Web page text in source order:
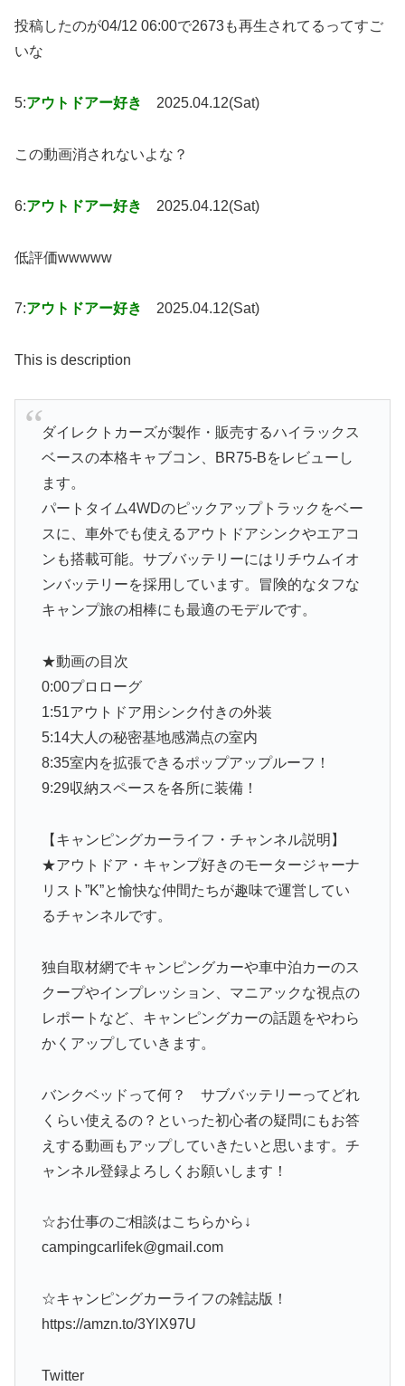
投稿したのが04/12 06:00で2673も再生されてるってすご
いな
5:アウトドアー好き 2025.04.12(Sat)
この動画消されないよな？
6:アウトドアー好き 2025.04.12(Sat)
低評価wwwww
7:アウトドアー好き 2025.04.12(Sat)
This is description
ダイレクトカーズが製作・販売するハイラックス
ベースの本格キャブコン、BR75-Bをレビューし
ます。
パートタイム4WDのピックアップトラックをベー
スに、車外でも使えるアウトドアシンクやエアコ
ンも搭載可能。サブバッテリーにはリチウムイオ
ンバッテリーを採用しています。冒険的なタフな
キャンプ旅の相棒にも最適のモデルです。
★動画の目次
0:00プロローグ
1:51アウトドア用シンク付きの外装
5:14大人の秘密基地感満点の室内
8:35室内を拡張できるポップアップルーフ！
9:29収納スペースを各所に装備！
【キャンピングカーライフ・チャンネル説明】
★アウトドア・キャンプ好きのモータージャーナ
リスト”K”と愉快な仲間たちが趣味で運営してい
るチャンネルです。
独自取材網でキャンピングカーや車中泊カーのス
クープやインプレッション、マニアックな視点の
レポートなど、キャンピングカーの話題をやわら
かくアップしていきます。
バンクベッドって何？ サブバッテリーってどれ
くらい使えるの？といった初心者の疑問にもお答
えする動画もアップしていきたいと思います。チ
ャンネル登録よろしくお願いします！
☆お仕事のご相談はこちらから↓
campingcarlifek@gmail.com
☆キャンピングカーライフの雑誌版！
https://amzn.to/3YlX97U
Twitter